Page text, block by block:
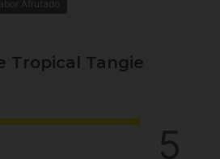
Afrutado
Tropical Tangie
5